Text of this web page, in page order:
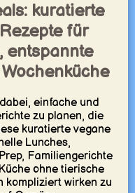
kuratierte
für
entspannte
einfache und
zu planen, die
kuratierte vegane
Lunches,
Familiengerichte
ohne tierische
kompliziert wirken zu